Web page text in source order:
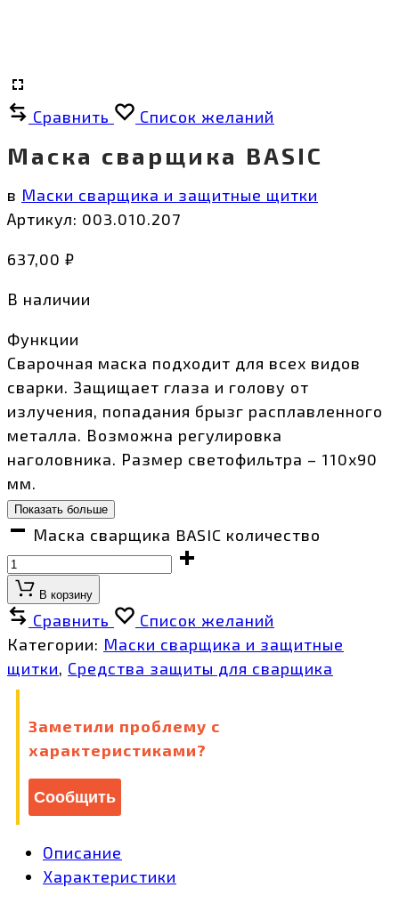
Сравнить Список желаний
Маска сварщика BASIC
в Маски сварщика и защитные щитки
Артикул: 003.010.207
637,00 ₽
В наличии
Функции
Сварочная маска подходит для всех видов
сварки. Защищает глаза и голову от
излучения, попадания брызг расплавленного
металла. Возможна регулировка
наголовника. Размер светофильтра – 110х90
мм.
Показать больше
Маска сварщика BASIC количество
В корзину
Сравнить
Список желаний
Категории: Маски сварщика и защитные
щитки, Средства защиты для сварщика
Заметили проблему с
характеристиками?
Сообщить
Описание
Характеристики